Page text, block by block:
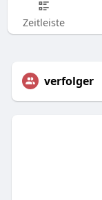
Zeitleiste
verfolger